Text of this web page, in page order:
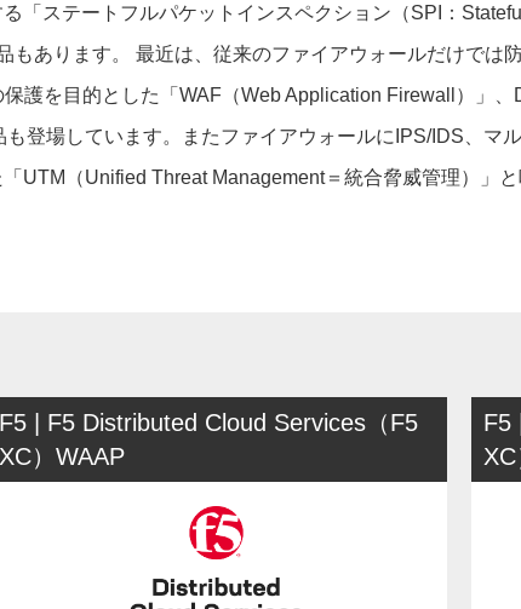
「ステートフルパケットインスペクション（SPI：
もあります。 最近は、従来のファイアウォールだけでは
護を目的とした「WAF（Web Application Firewall）」
登場しています。またファイアウォールにIPS/IDS、マ
UTM（Unified Threat Management＝統合脅威管理）」
F5 | F5 Distributed Cloud Services（F5
XC）WAAP
F5
XC